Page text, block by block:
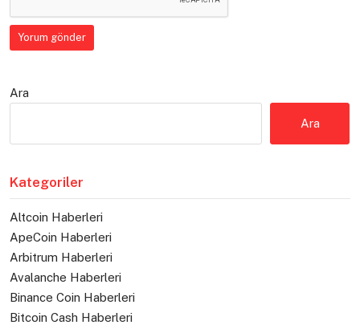
Ara
Ara
Kategoriler
Altcoin Haberleri
ApeCoin Haberleri
Arbitrum Haberleri
Avalanche Haberleri
Binance Coin Haberleri
Bitcoin Cash Haberleri